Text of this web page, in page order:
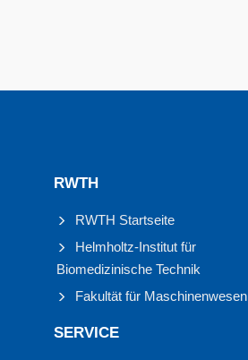
RWTH
RWTH Startseite
Helmholtz-Institut für
Biomedizinische Technik
Fakultät für Maschinenwesen
SERVICE